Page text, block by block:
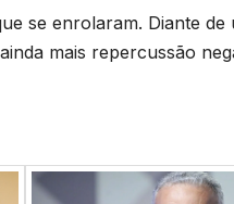
se enrolaram. Diante
mais repercussão